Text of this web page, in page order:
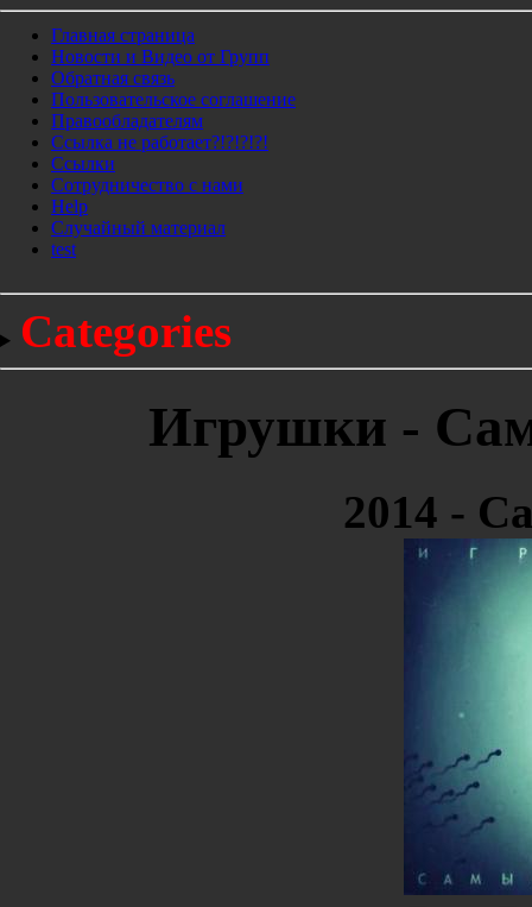
Главная страница
Новости и Видео от Групп
Обратная связь
Пользовательское соглашение
Правообладателям
Ссылка не работает?!?!?!?!
Ссылки
Сотрудничество с нами
Help
Cлучайный материал
test
Categories
Игрушки -
2014 -